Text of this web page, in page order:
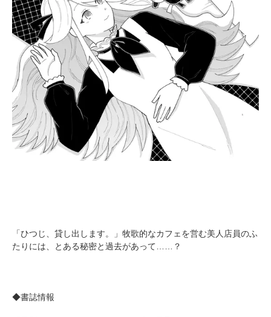
「ひつじ、貸し出します。」牧歌的なカフェを営む美人店員のふ
たりには、とある秘密と過去があって……？
◆書誌情報